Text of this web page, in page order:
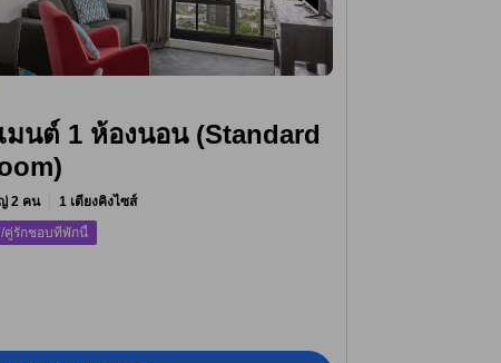
นต์ 1 ห้องนอน (Standard
2 คน 1 เตียงคิงไซส์
/คู่รักชอบที่พักนี้